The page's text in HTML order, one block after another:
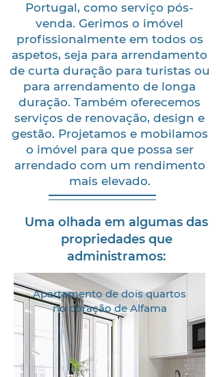
Portugal, como serviço pós-
venda. Gerimos o imóvel
profissionalmente em todos os
aspetos, seja para arrendamento
de curta duração para turistas ou
para arrendamento de longa
duração. Também oferecemos
serviços de renovação, design e
gestão. Projetamos e mobilamos
o imóvel para que possa ser
arrendado com um rendimento
mais elevado.
Uma olhada em algumas das
propriedades que
administramos:
Apartamento de dois quartos
no coração de Alfama